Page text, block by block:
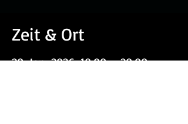
Zeit & Ort
20. Jan. 2026, 18:00 – 20:00